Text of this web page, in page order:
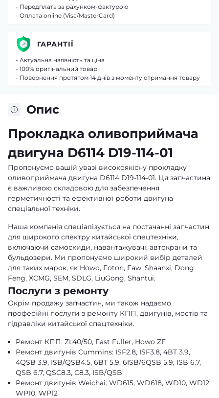
Опис
Прокладка оливоприймача
двигуна D6114 D19-114-01
Пропонуємо вашій увазі високоякісну прокладку
оливоприймача двигуна D6114 D19-114-01. Ця запчастина
є важливою складовою для забезпечення
герметичності та ефективної роботи двигуна
спеціальної техніки.
Наша компанія спеціалізується на постачанні запчастин
для широкого спектру китайської спецтехніки,
включаючи самоскиди, навантажувачі, автокрани та
бульдозери. Ми пропонуємо широкий вибір деталей
для таких марок, як Howo, Foton, Faw, Shaanxi, Dong
Feng, XCMG, SEM, SDLG, LiuGong, Shantui.
Послуги з ремонту
Окрім продажу запчастин, ми також надаємо
професійні послуги з ремонту КПП, двигунів, мостів та
гідравліки китайської спецтехніки.
Ремонт КПП: ZL40/50, Fast Fuller, Howo ZF
Ремонт двигунів Cummins: ISF2.8, ISF3.8, 4BT 3.9,
4QSB 3.9, ISB/QSB4.5, 6BT 5.9, 6ISB/6QSB 5.9, ISB 6.7,
QSB 6.7, QSC8.3, C8.3, ISB/QSB
Ремонт двигунів Weichai: WD615, WD618, WD10, WD12,
WP10, WP12
- Передплата за рахунком-фактурою
- Оплата online (Visa/MasterCard)
ГАРАНТІЇ
- Актуальна наявність та ціна
- 100% оригінальний товар
- Повернення протягом 14 днів з моменту отримання товару